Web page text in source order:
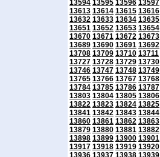
13594 13595 13596 13597
13613 13614 13615 13616
13632 13633 13634 13635
13651 13652 13653 13654
13670 13671 13672 13673
13689 13690 13691 13692
13708 13709 13710 13711
13727 13728 13729 13730
13746 13747 13748 13749
13765 13766 13767 13768
13784 13785 13786 13787
13803 13804 13805 13806
13822 13823 13824 13825
13841 13842 13843 13844
13860 13861 13862 13863
13879 13880 13881 13882
13898 13899 13900 13901
13917 13918 13919 13920
13936 13937 13938 13939